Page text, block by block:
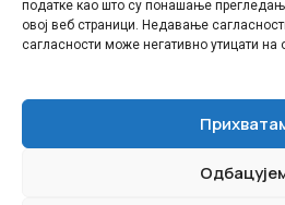
податке као што су понашање
овој веб страници. Недавање
сагласности може негативно утицати на
Контакт
© Републички педагошки